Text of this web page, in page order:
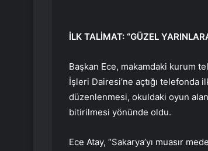
İLK TALİMAT: “GÜZEL
Başkan Ece, makamdaki kurum
İşleri Dairesi’ne açtığı telefonda
düzenlenmesi, okuldaki oyun
bitirilmesi yönünde oldu.
Ece Atay, “Sakarya’yı muasır